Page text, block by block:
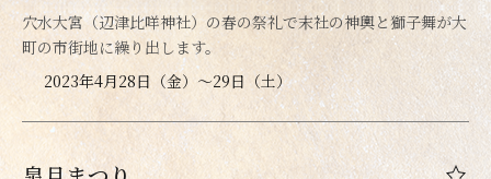
穴水大宮（辺津比咩神社）の春の祭礼で末社の神輿と獅子舞が大
町の市街地に繰り出します。
2023年4月28日（金）～29日（土）